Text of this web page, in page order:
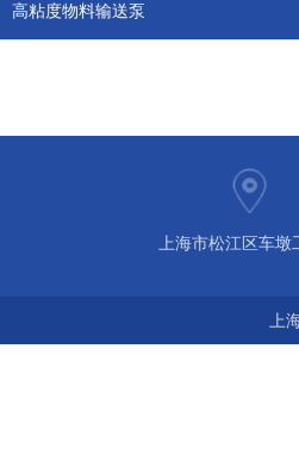
高粘度物料输送泵
上海市松江区车墩
上